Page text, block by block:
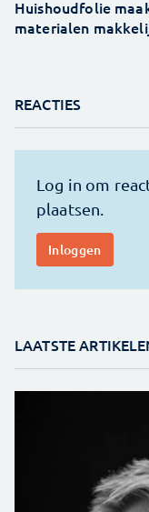
Huishoudfolie
materialen
REACTIES
LAATSTE